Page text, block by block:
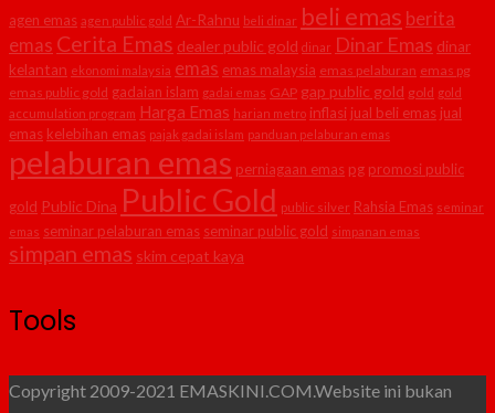
agen emas agen public gold Ar-Rahnu beli dinar beli emas berita
emas Cerita Emas dealer public gold dinar Dinar Emas dinar
kelantan ekonomi malaysia emas emas malaysia emas pelaburan emas pg
emas public gold gadaian islam gadai emas GAP gap public gold gold gold
accumulation program Harga Emas harian metro inflasi jual beli emas jual
emas kelebihan emas pajak gadai islam panduan pelaburan emas
pelaburan emas perniagaan emas pg promosi public
gold Public Dina Public Gold public silver Rahsia Emas seminar
emas seminar pelaburan emas seminar public gold simpanan emas
simpan emas skim cepat kaya
Tools
Copyright 2009-2021 EMASKINI.COM.Website ini bukan